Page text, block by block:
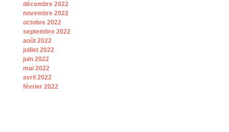
décembre 2022
novembre 2022
octobre 2022
septembre 2022
août 2022
juillet 2022
juin 2022
mai 2022
avril 2022
février 2022